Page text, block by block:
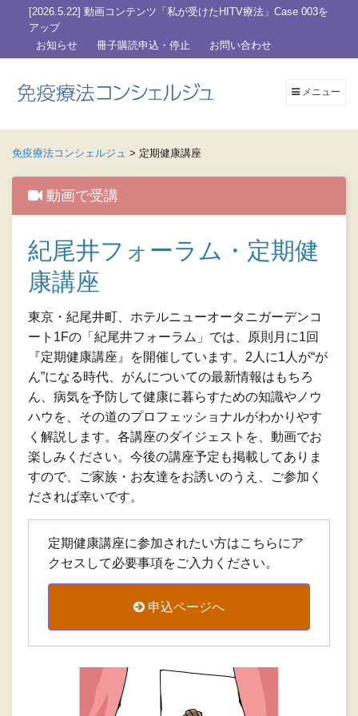
[2026.5.22] 動画コンテンツ「私が受けたHITV療法」Case 003を
アップ
お知らせ
冊子購読申込・停止 お問い合わせ
メニュー
免疫療法コンシェルジュ > 定期健康講座
動画で受講
紀尾井フォーラム・定期健
康講座
東京・紀尾井町、ホテルニューオータニガーデンコ
ート1Fの「紀尾井フォーラム」では、原則月に1回
『定期健康講座』を開催しています。2人に1人が“が
ん”になる時代、がんについての最新情報はもちろ
ん、病気を予防して健康に暮らすための知識やノウ
ハウを、その道のプロフェッショナルがわかりやす
く解説します。各講座のダイジェストを、動画でお
楽しみください。今後の講座予定も掲載してありま
すので、ご家族・お友達をお誘いのうえ、ご参加く
だされば幸いです。
定期健康講座に参加されたい方はこちらにア
クセスして必要事項をご入力ください。
申込ページへ